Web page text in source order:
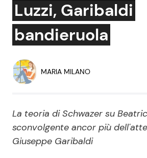
Economia
Persone Scomparse
Politica
ShowBiz
Luzzi, Garibaldi
bandieruola
MARIA MILANO
La teoria di Schwazer su
sconvolgente ancor più
Giuseppe Garibaldi